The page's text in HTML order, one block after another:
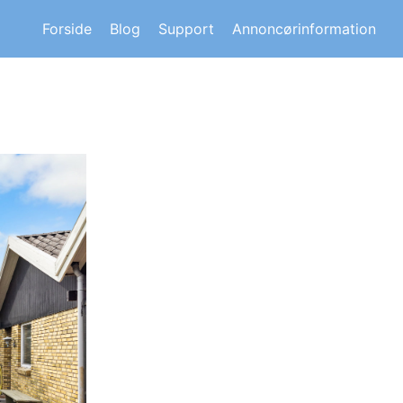
andre huskøberes oplevelser.
Forside Blog Support Annoncørinformation